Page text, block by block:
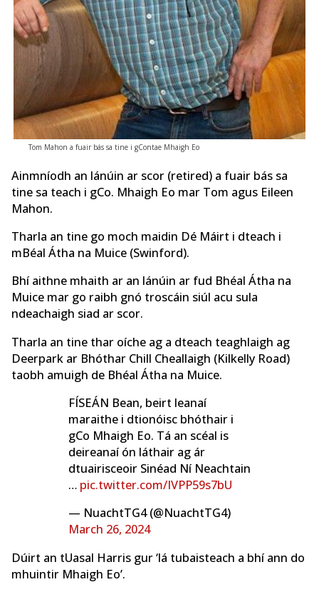
Tom Mahon a fuair bás sa tine i gContae Mhaigh Eo
Ainmníodh an lánúin ar scor (retired) a fuair bás sa
tine sa teach i gCo. Mhaigh Eo mar Tom agus Eileen
Mahon.
Tharla an tine go moch maidin Dé Máirt i dteach i
mBéal Átha na Muice (Swinford).
Bhí aithne mhaith ar an lánúin ar fud Bhéal Átha na
Muice mar go raibh gnó troscáin siúl acu sula
ndeachaigh siad ar scor.
Tharla an tine thar oíche ag a dteach teaghlaigh ag
Deerpark ar Bhóthar Chill Cheallaigh (Kilkelly Road)
taobh amuigh de Bhéal Átha na Muice.
FÍSEÁN Bean, beirt leanaí
maraithe i dtionóisc bhóthair i
gCo Mhaigh Eo. Tá an scéal is
deireanaí ón láthair ag ár
dtuairisceoir Sinéad Ní Neachtain
… pic.twitter.com/IVPP59s7bU
— NuachtTG4 (@NuachtTG4)
March 26, 2024
Dúirt an tUasal Harris gur ‘lá tubaisteach a bhí ann do
mhuintir Mhaigh Eo’.